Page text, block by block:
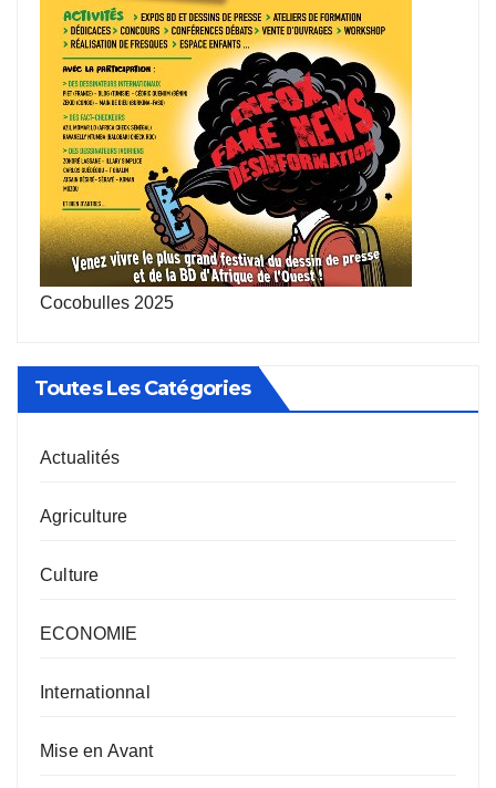
Cocobulles 2025
Toutes Les Catégories
Actualités
Agriculture
Culture
ECONOMIE
Internationnal
Mise en Avant